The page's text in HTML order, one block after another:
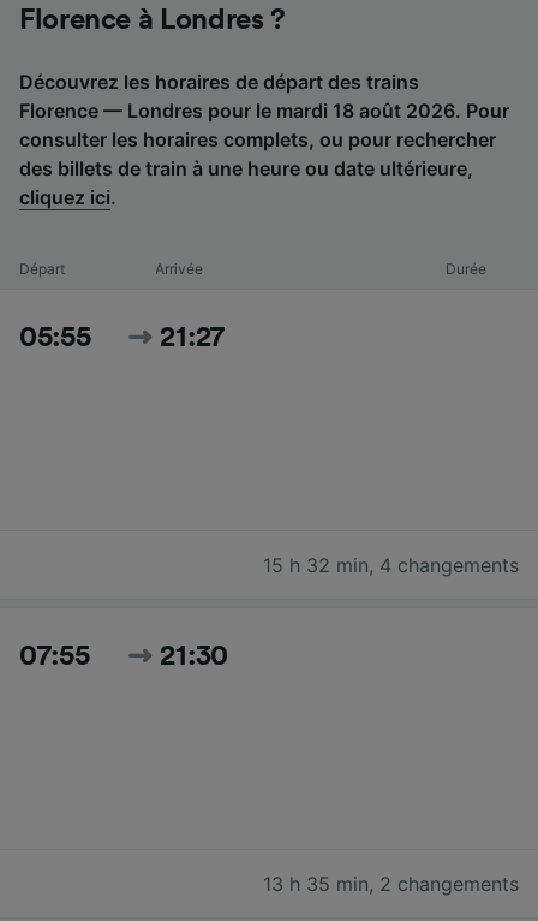
Florence à Londres ?
Découvrez les horaires de départ des trains
Florence — Londres pour le mardi 18 août 2026. Pour
consulter les horaires complets, ou pour rechercher
des billets de train à une heure ou date ultérieure,
cliquez ici.
Départ Arrivée Durée
05:55 21:27
15 h 32 min, 4 changements
07:55 21:30
13 h 35 min, 2 changements